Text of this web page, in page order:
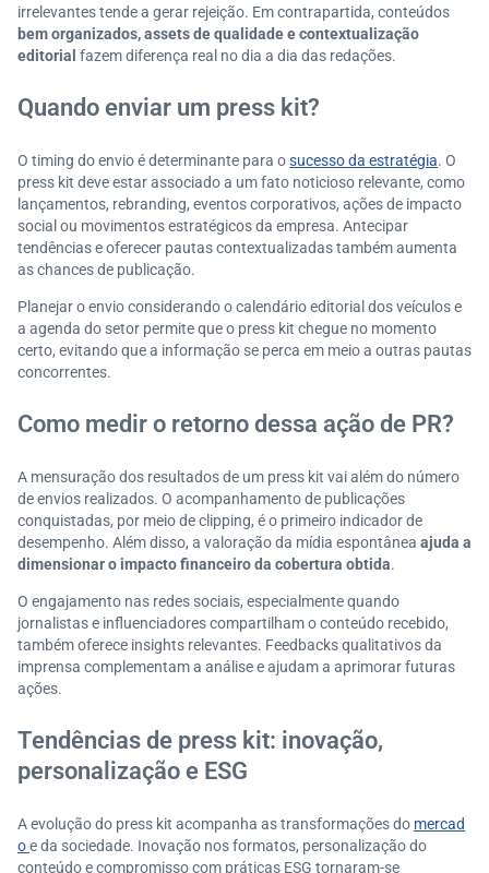
irrelevantes tende a gerar rejeição. Em contrapartida, conteúdos
bem organizados, assets de qualidade e contextualização
editorial fazem diferença real no dia a dia das redações.
Quando enviar um press kit?
O timing do envio é determinante para osucesso da estratégia. O
press kit deve estar associado a um fato noticioso relevante, como
lançamentos, rebranding, eventos corporativos, ações de impacto
social ou movimentos estratégicos da empresa. Antecipar
tendências e oferecer pautas contextualizadas também aumenta
as chances de publicação.
Planejar o envio considerando o calendário editorial dos veículos e
a agenda do setor permite que o press kit chegue no momento
certo, evitando que a informação se perca em meio a outras pautas
concorrentes.
Como medir o retorno dessa ação de PR?
A mensuração dos resultados de um press kit vai além do número
de envios realizados. O acompanhamento de publicações
conquistadas, por meio de clipping, é o primeiro indicador de
desempenho. Além disso, a valoração da mídia espontânea ajuda a
dimensionar o impacto financeiro da cobertura obtida.
O engajamento nas redes sociais, especialmente quando
jornalistas e influenciadores compartilham o conteúdo recebido,
também oferece insights relevantes. Feedbacks qualitativos da
imprensa complementam a análise e ajudam a aprimorar futuras
ações.
Tendências de press kit: inovação,
personalização e ESG
A evolução do press kit acompanha as transformações do mercad
oe da sociedade. Inovação nos formatos, personalização do
conteúdo e compromisso com práticas ESG tornaram-se